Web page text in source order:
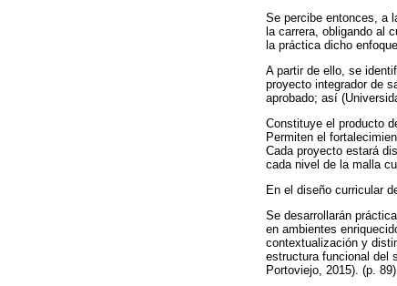
Se percibe entonces, a
la carrera, obligando al
la práctica dicho
A partir de ello, se
proyecto integrador de
aprobado; así
Constituye el producto
Permiten el
Cada proyecto estará
cada nivel de la malla
En el diseño curricular
Se desarrollarán
en ambientes
contextualización y
estructura funcional del
Portoviejo, 2015). (p.